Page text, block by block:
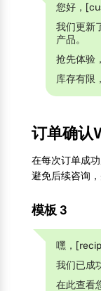
您好，
我们更新
产品。
抢先体验
库存有限
订单确认
在每次订单成
避免后续咨询
模板 3
嘿，
我们已成
在此查看